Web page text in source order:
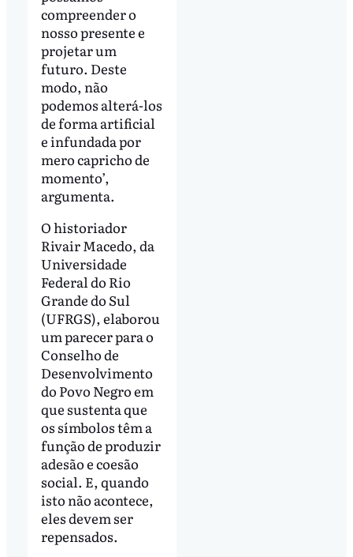
compreender o
nosso presente e
projetar um
futuro. Deste
modo, não
podemos alterá-los
de forma artificial
e infundada por
mero capricho de
momento’,
argumenta.
O historiador
Rivair Macedo, da
Universidade
Federal do Rio
Grande do Sul
(UFRGS), elaborou
um parecer para o
Conselho de
Desenvolvimento
do Povo Negro em
que sustenta que
os símbolos têm a
função de produzir
adesão e coesão
social. E, quando
isto não acontece,
eles devem ser
repensados.